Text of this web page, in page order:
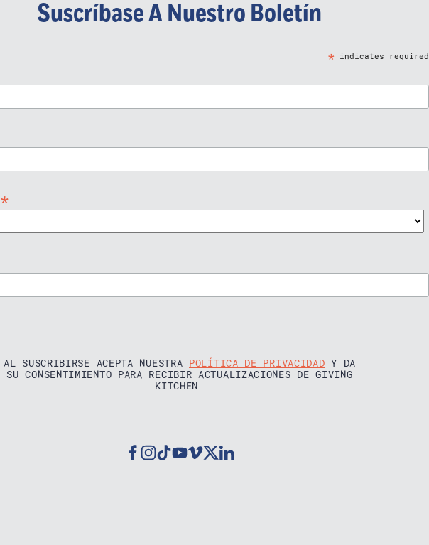
Suscríbase A Nuestro Boletín
*indicates required
*
AL SUSCRIBIRSE ACEPTA NUESTRA POLÍTICA DE PRIVACIDAD Y DA
SU CONSENTIMIENTO PARA RECIBIR ACTUALIZACIONES DE GIVING
KITCHEN.
Facebook
Instagram
TiktokYoutube
VimeoTwitterLinkedin